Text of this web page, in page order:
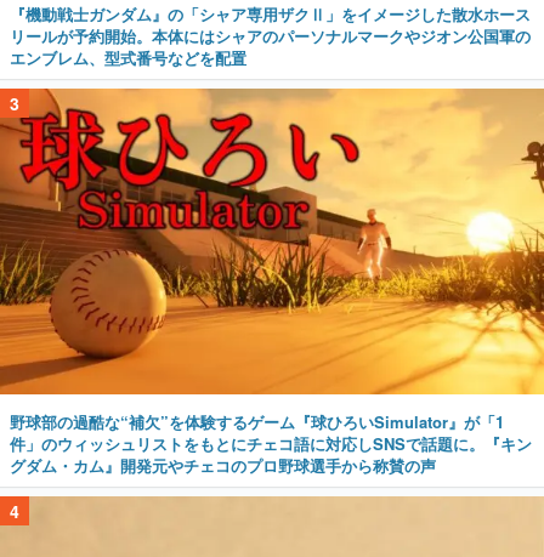
『機動戦士ガンダム』の「シャア専用ザクⅡ」をイメージした散水ホース
リールが予約開始。本体にはシャアのパーソナルマークやジオン公国軍の
エンブレム、型式番号などを配置
3
野球部の過酷な“補欠”を体験するゲーム『球ひろいSimulator』が「1
件」のウィッシュリストをもとにチェコ語に対応しSNSで話題に。『キン
グダム・カム』開発元やチェコのプロ野球選手から称賛の声
4